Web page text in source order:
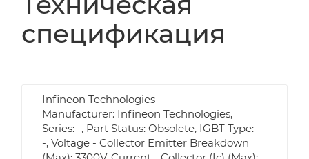
спецификация
Infineon Technologies
Manufacturer: Infineon Technologies,
Series: -, Part Status: Obsolete, IGBT Type:
-, Voltage - Collector Emitter Breakdown